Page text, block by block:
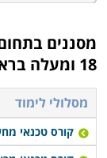
דרמטית את
יותר כל עוד
דולף חלילה
במקצועיות,
מסננים
18 ומעלה בראשון לציון
מסלולי לימוד
קורס טכנאי